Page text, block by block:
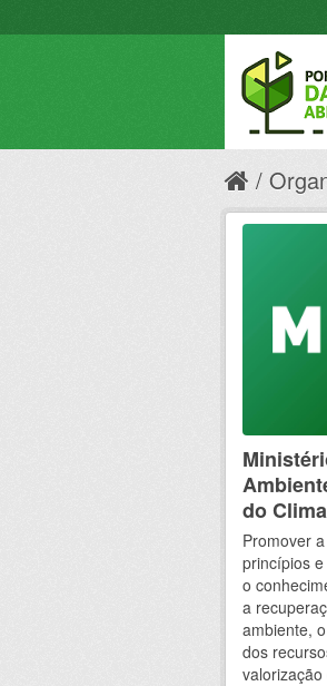
do Clima
Promover
princípios
o
a
ambiente,
dos
valorização